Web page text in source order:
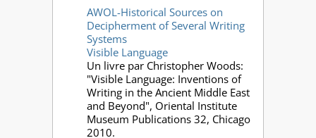
AWOL-Historical Sources on
Decipherment of Several Writing
Systems
Visible Language
Un livre par Christopher Woods:
"Visible Language: Inventions of
Writing in the Ancient Middle East
and Beyond", Oriental Institute
Museum Publications 32, Chicago
2010.